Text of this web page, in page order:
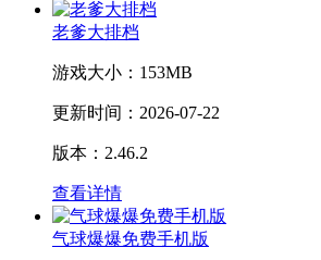
老爹大排档
游戏大小： 153MB
更新时间： 2026-07-22
版本：2.46.2
查看详情
气球爆爆免费手机版